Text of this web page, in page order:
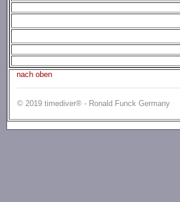
nach oben
© 2019 timediver® - Ronald Funck Germany